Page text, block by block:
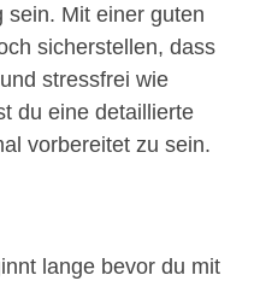
sein. Mit einer guten
sicherstellen, dass
stressfrei wie
du eine detaillierte
vorbereitet zu sein.
lange bevor du mit